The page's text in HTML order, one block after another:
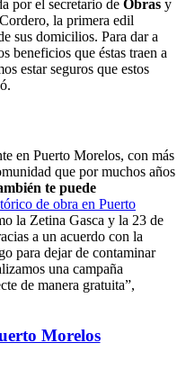
por el secretario de Obras y
la primera edil
sus domicilios. Para dar a
beneficios que éstas traen a
estar seguros que estos
en Puerto Morelos, con más
que por muchos años
te puede
de obra en Puerto
la Zetina Gasca y la 23 de
a un acuerdo con la
para dejar de contaminar
una campaña
de manera gratuita”,
Morelos